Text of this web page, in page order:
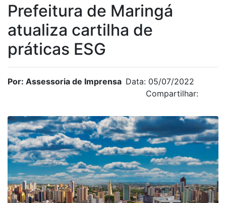
Prefeitura de Maringá
atualiza cartilha de
práticas ESG
Por: Assessoria de Imprensa Data: 05/07/2022
Compartilhar: